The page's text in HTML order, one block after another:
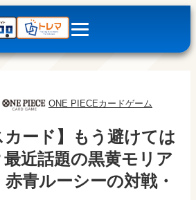
ONE PIECEカードゲーム
カード】もう避けては
近話題の黒黄モリア
青ルーシーの対戦・